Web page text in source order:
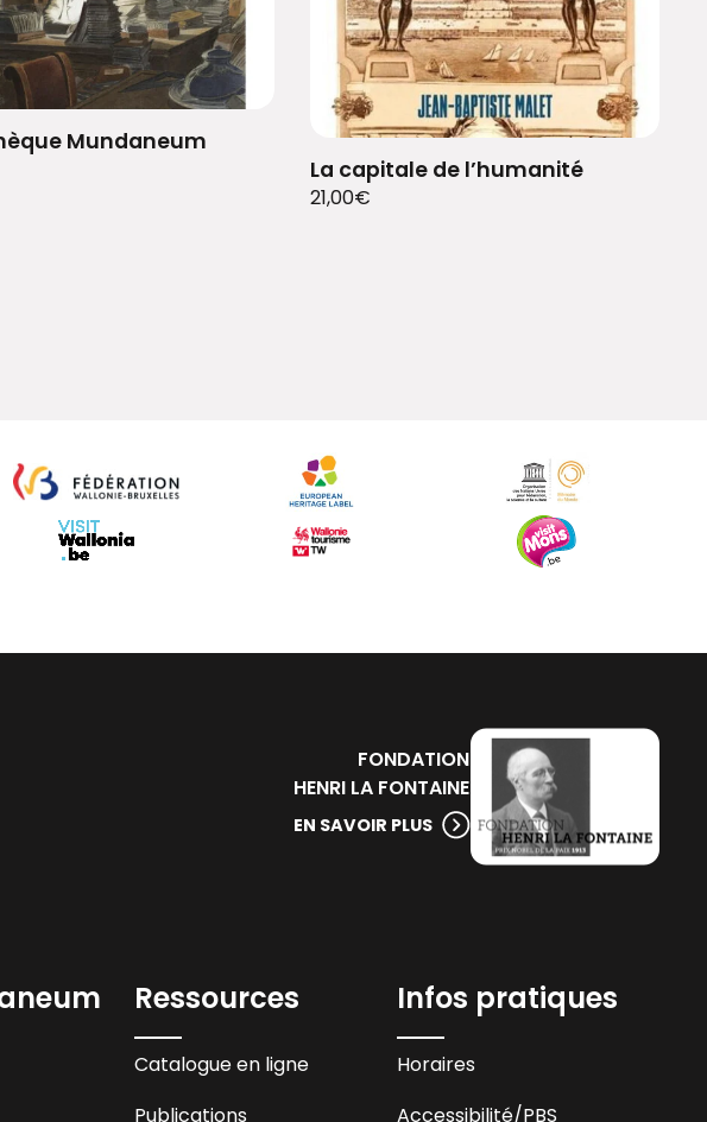
Mundaneum
La capitale de l’humanité
21,00€
FONDATION
HENRI LA FONTAINE
EN SAVOIR PLUS
Ressources
Catalogue en ligne
Publications
Infos pratiques
Horaires
Accessibilité/PBS